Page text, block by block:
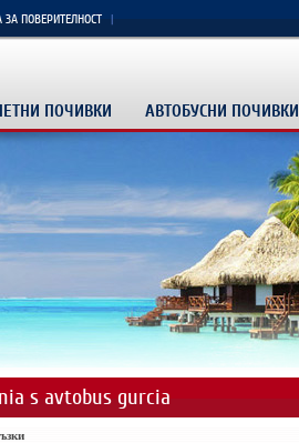
ЗА ПОВЕРИТЕЛНОСТ
ПОЧИВКИ АВТОБУСНИ ПОЧИВКИ
s avtobus gurcia